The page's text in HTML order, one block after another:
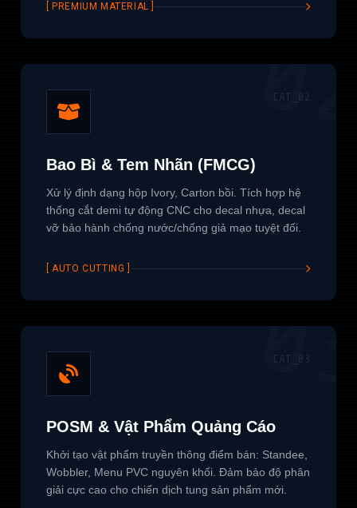
[ PREMIUM MATERIAL ]
CAT_02
Bao Bì & Tem Nhãn (FMCG)
Xử lý định dạng hộp Ivory, Carton bồi. Tích hợp hệ
thống cắt demi tự động CNC cho decal nhựa, decal
vỡ bảo hành chống nước/chống giả mạo tuyệt đối.
[ AUTO CUTTING ]
CAT_03
POSM & Vật Phẩm Quảng Cáo
Khởi tạo vật phẩm truyền thông điểm bán: Standee,
Wobbler, Menu PVC nguyên khối. Đảm bảo độ phân
giải cực cao cho chiến dịch tung sản phẩm mới.